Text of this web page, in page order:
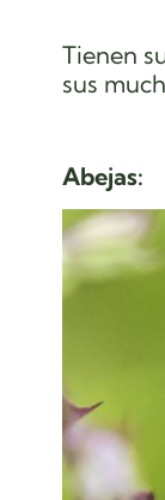
Tienen
sus
Abejas: